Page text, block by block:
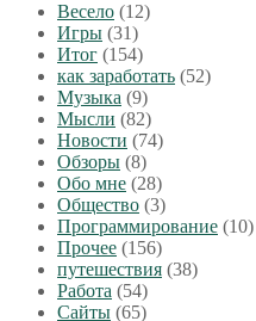
Весело (12)
Игры (31)
Итог (154)
как заработать (52)
Музыка (9)
Мысли (82)
Новости (74)
Обзоры (8)
Обо мне (28)
Общество (3)
Программирование (10)
Прочее (156)
путешествия (38)
Работа (54)
Сайты (65)